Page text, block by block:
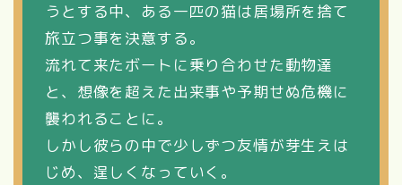
うとする中、ある一匹の猫は居場所を捨て
旅立つ事を決意する。
流れて来たボートに乗り合わせた動物達
と、想像を超えた出来事や予期せぬ危機に
襲われることに。
しかし彼らの中で少しずつ友情が芽生えは
じめ、逞しくなっていく。